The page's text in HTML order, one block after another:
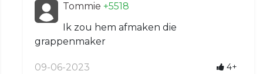
Tommie +5518
Ik zou hem afmaken die
grappenmaker
09-06-2023 4+